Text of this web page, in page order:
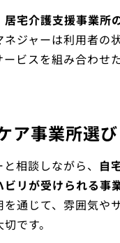
居宅介護支援事業所
ネジャーは利用者の
ビスを組み合わせ
ア事業所選び
相談しながら、 自
リが受けられる事
を通じて、雰囲気や
です。